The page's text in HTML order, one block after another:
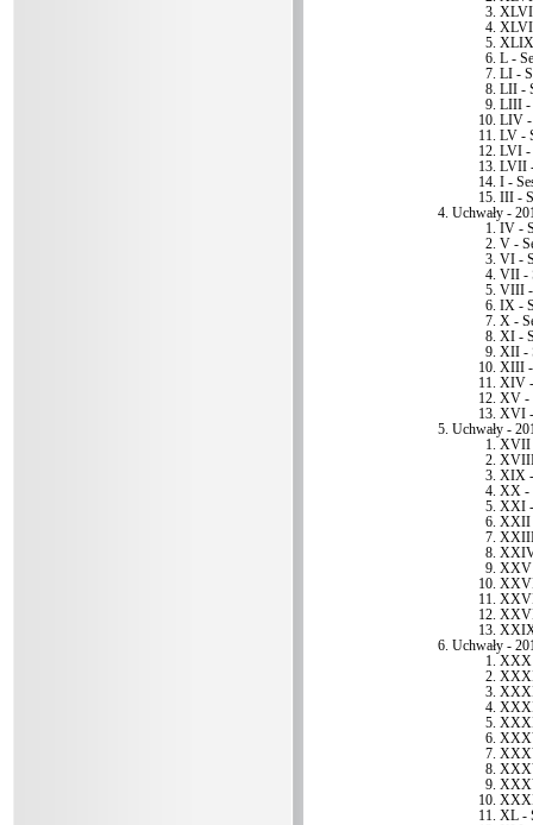
XLIX
L -
LI -
LII -
LIII -
LIV -
LV -
LVI -
LVII
I -
III -
Uchwały -
IV -
V -
VI -
VII -
VIII -
IX -
X -
XI -
XII -
XIII -
XIV -
XV -
XVI -
Uchwały -
XVII
XVIII
XIX -
XX -
XXI -
XXII
XXIII
XXV
Uchwały -
XXX
XL -